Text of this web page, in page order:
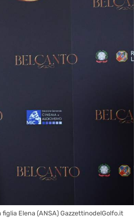
Elena (ANSA) GazzettinodelGolfo.it